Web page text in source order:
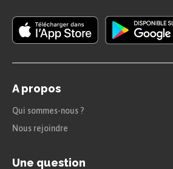
A propos
Qui sommes-nous ?
Nous rejoindre
Une question